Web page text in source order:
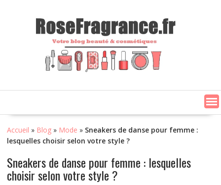
Accueil » Blog» Mode » Sneakers de danse pour femme :
lesquelles choisir selon votre style ?
Sneakers de danse pour femme : lesquelles
choisir selon votre style ?